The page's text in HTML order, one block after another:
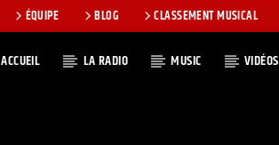
ÉQUIPE BLOG CLASSEMENT MUSICAL
ACCUEIL LA RADIO MUSIC VIDÉOS